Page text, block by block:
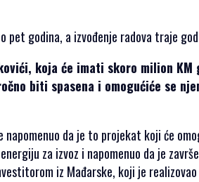
pet godina, a izvođenje radova traje
koja će imati skoro milion KM
biti spasena i omogućiće se
napomenuo da je to projekat koji će
za izvoz i napomenuo da je
iz Mađarske, koji je